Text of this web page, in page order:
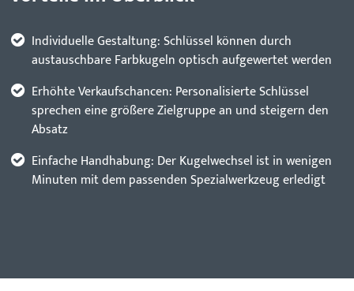
Individuelle Gestaltung: Schlüssel können durch
austauschbare Farbkugeln optisch aufgewertet werden
Erhöhte Verkaufschancen: Personalisierte Schlüssel
sprechen eine größere Zielgruppe an und steigern den
Absatz
Einfache Handhabung: Der Kugelwechsel ist in wenigen
Minuten mit dem passenden Spezialwerkzeug erledigt